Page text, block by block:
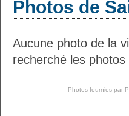
Photos de
Aucune photo de la
recherché les
Photos fournies par